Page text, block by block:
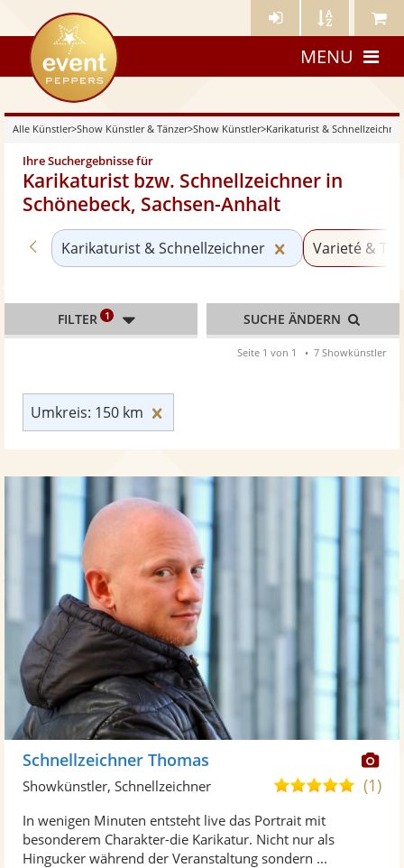
Künstler- Künstler Meine
eventpeppers
MENU
Alle Künstler>Show Künstler & Tänzer>Show Künstler>Karikaturist & Schnellzeichner
Ihre Suchergebnisse für
Karikaturist bzw. Schnellzeichner in
Schönebeck, Sachsen-Anhalt
Zurück zu «Show Künstler»
Karikaturist & Schnellzeichner Kategorie
Varieté &
Umkreis: 150 km
FILTER 1 SUCHE ÄNDERN
Seite 1 von 1 7 Showkünstler
Schnellzeichner Thomas
4,8(1)
Showkünstler, Schnellzeichner
In wenigen Minuten entsteht live das Portrait mit
besonderem Charakter-die Karikatur. Nicht nur als
Hingucker während der Veranstaltung sondern ...